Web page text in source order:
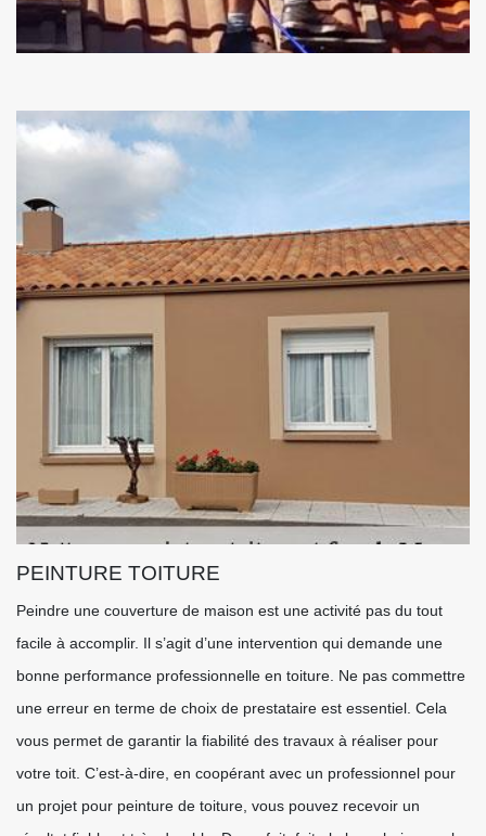
PEINTURE TOITURE
Peindre une couverture de maison est une activité pas du tout
facile à accomplir. Il s’agit d’une intervention qui demande une
bonne performance professionnelle en toiture. Ne pas commettre
une erreur en terme de choix de prestataire est essentiel. Cela
vous permet de garantir la fiabilité des travaux à réaliser pour
votre toit. C’est-à-dire, en coopérant avec un professionnel pour
un projet pour peinture de toiture, vous pouvez recevoir un